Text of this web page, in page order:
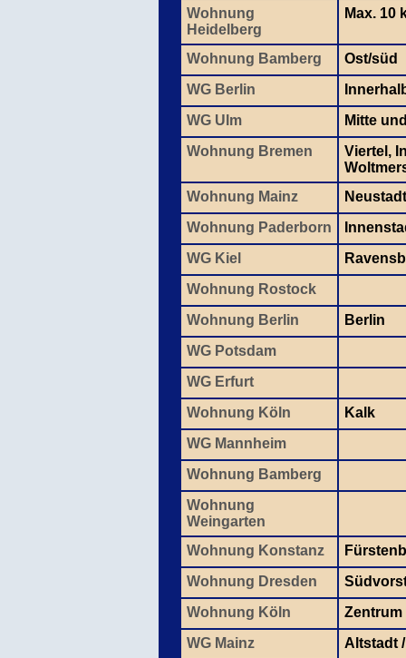
Wohnung
Heidelberg
Max. 10
Wohnung Bamberg
Ost/süd
WG Berlin
WG Ulm
Mitte
Wohnung Bremen
Viertel,
Wohnung Mainz
Wohnung Paderborn
WG Kiel
Wohnung Rostock
Wohnung Berlin
Berlin
WG Potsdam
WG Erfurt
Wohnung Köln
Kalk
WG Mannheim
Wohnung Bamberg
Wohnung
Weingarten
Wohnung Konstanz
Wohnung Dresden
Wohnung Köln
Zentrum
WG Mainz
Altstadt